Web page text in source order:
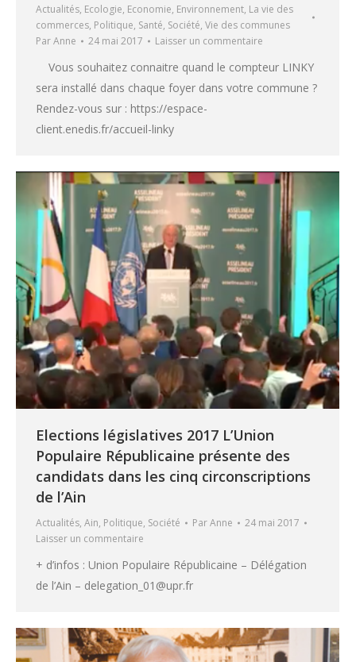
Actualités, Ecologie, Economie, Environnement, La vie des
commerces, Politique, Santé, Société, Vie des communes
ParAnne 24 mai 2017 Laisser un commentaire
Vous souhaitez connaitre quand le compteur LINKY
sera installé dans chaque foyer dans votre commune ?
Rendez-vous sur : https://espace-
client.enedis.fr/accueil-linky
Elections législatives 2017 L’Union
Populaire Républicaine présente des
candidats dans les cinq circonscriptions
de l’Ain
Actualités, Ain, Politique, Société ParAnne
24 mai 2017
Laisser un commentaire
+ d’infos : Union Populaire Républicaine – Délégation
de l’Ain – delegation_01@upr.fr